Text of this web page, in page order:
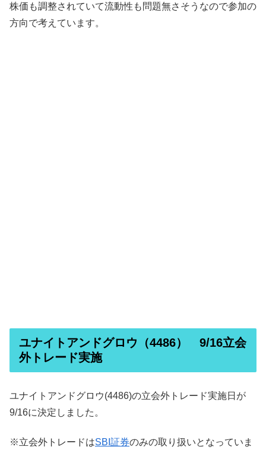
株価も調整されていて流動性も問題無さそうなので参加の
方向で考えています。
ユナイトアンドグロウ（4486） 9/16立会
外トレード実施
ユナイトアンドグロウ(4486)の立会外トレード実施日が
9/16に決定しました。
※立会外トレードはSBI証券のみの取り扱いとなっていま